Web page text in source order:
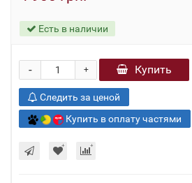
Есть в наличии
+
- Купить
Следить за ценой
Купить в оплату частями